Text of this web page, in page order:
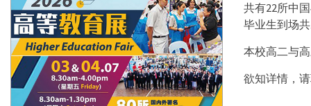
共有22所中
毕业生到场
本校高二与
欲知详情，